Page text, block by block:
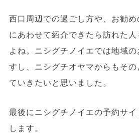
西口周辺での過ごし方や、お勧
にあわせて紹介できたら訪れた
よね。ニシグチノイエでは地域の
すし、ニシグチオヤマからもそ
ていきたいと思いました。
最後にニシグチノイエの予約サ
します。